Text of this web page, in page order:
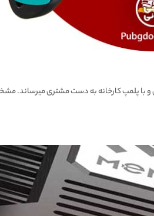
و با پلمپ کارخانه به دست مشتری میرساند.